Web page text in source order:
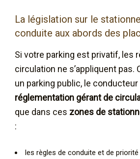
La législation sur le
conduite aux abords des
Si votre parking est privatif, les
circulation ne s’appliquent pas.
un parking public, le
réglementation gérant de
que dans ces zones de
:
les règles de conduite et de